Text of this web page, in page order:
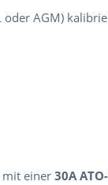
oder AGM)
mit einer 30A